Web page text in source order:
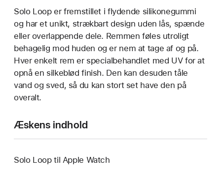
Solo Loop er fremstillet i flydende silikonegummi
og har et unikt, strækbart design uden lås, spænde
eller overlappende dele. Remmen føles utroligt
behagelig mod huden og er nem at tage af og på.
Hver enkelt rem er specialbehandlet med UV for at
opnå en silkeblød finish. Den kan desuden tåle
vand og sved, så du kan stort set have den på
overalt.
Æskens indhold
Solo Loop til Apple Watch